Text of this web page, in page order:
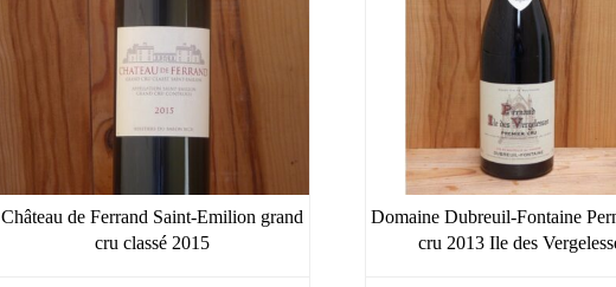
Château de Ferrand Saint-Emilion grand
cru classé 2015
Domaine Dubreuil-Fontaine
cru 2013 Ile des